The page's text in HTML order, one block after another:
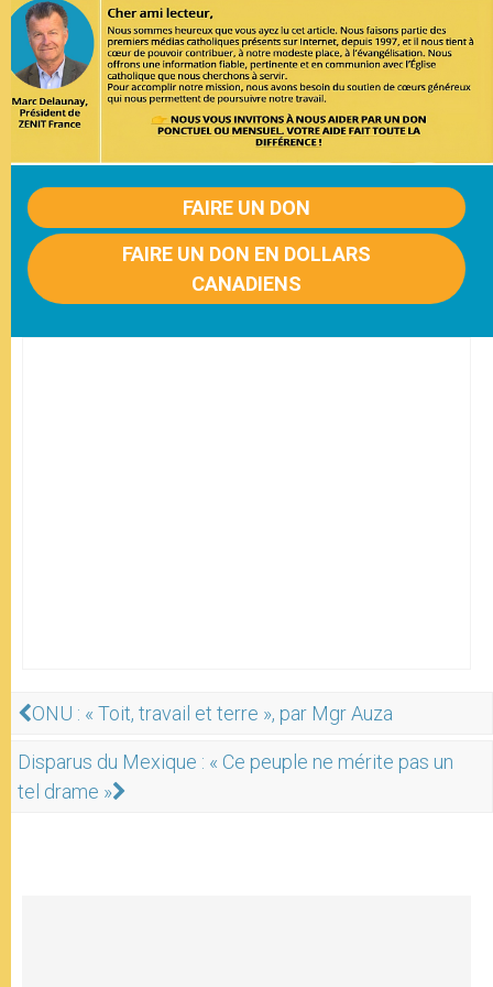
FAIRE UN DON
FAIRE UN DON EN DOLLARS
CANADIENS
ONU : « Toit, travail et terre », par Mgr Auza
Disparus du Mexique : « Ce peuple ne mérite pas un
tel drame »